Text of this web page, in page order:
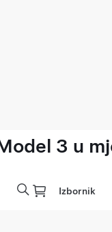
3 u
Izbornik